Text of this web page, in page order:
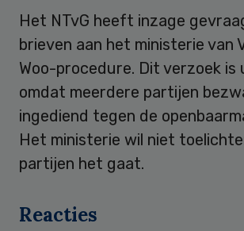
Het NTvG heeft inzage
brieven aan het ministerie van
Woo-procedure. Dit verzoek is
omdat meerdere partijen
ingediend tegen de
Het ministerie wil niet
partijen het gaat.
Reacties